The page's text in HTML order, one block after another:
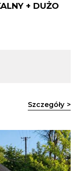
+ DUŻO
Szczegóły